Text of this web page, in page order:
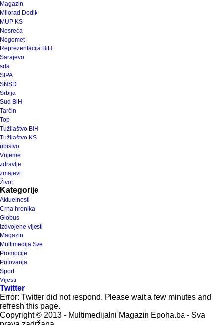
Magazin
Milorad Dodik
MUP KS
Nesreća
Nogomet
Reprezentacija BiH
Sarajevo
sda
SIPA
SNSD
Srbija
Sud BiH
Tarčin
Top
Tužilaštvo BiH
Tužilaštvo KS
ubistvo
Vrijeme
zdravlje
zmajevi
Život
Kategorije
Aktuelnosti
Crna hronika
Globus
Izdvojene vijesti
Magazin
Multimedija Sve
Promocije
Putovanja
Sport
Vijesti
Twitter
Error: Twitter did not respond. Please wait a few minutes and
refresh this page.
Copyright © 2013 - Multimedijalni Magazin Epoha.ba - Sva